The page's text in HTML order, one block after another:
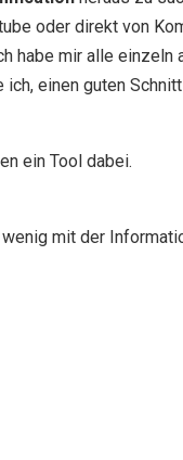
oder direkt von
habe mir alle einzeln
einen guten
ein Tool dabei.
mit der